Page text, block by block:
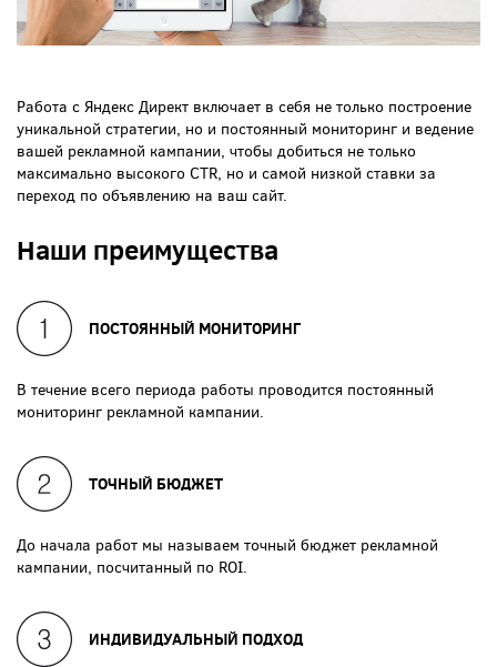
Работа с Яндекс Директ включает в себя не только построение
уникальной стратегии, но и постоянный мониторинг и ведение
вашей рекламной кампании, чтобы добиться не только
максимально высокого CTR, но и самой низкой ставки за
переход по объявлению на ваш сайт.
Наши преимущества
ПОСТОЯННЫЙ МОНИТОРИНГ
В течение всего периода работы проводится постоянный
мониторинг рекламной кампании.
ТОЧНЫЙ БЮДЖЕТ
До начала работ мы называем точный бюджет рекламной
кампании, посчитанный по ROI.
ИНДИВИДУАЛЬНЫЙ ПОДХОД